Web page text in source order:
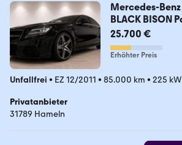
Mercedes-
BLACK BISON
25.700 €
Erhöhter Preis
Unfallfrei • EZ 12/2011 • 85.000 km • 225
Privatanbieter
31789 Hameln